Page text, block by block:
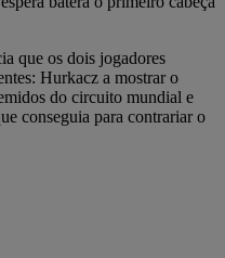
que os dois jogadores
Hurkacz a mostrar o
do circuito mundial e
conseguia para contrariar o